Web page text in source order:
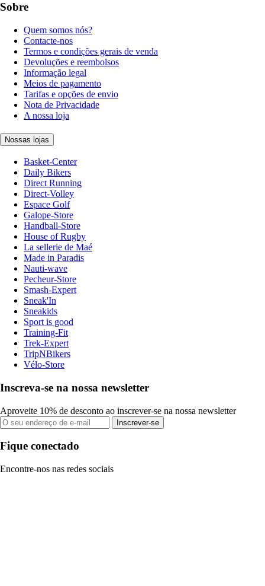
Sobre
Quem somos nós?
Contacte-nos
Termos e condições gerais de venda
Devoluções e reembolsos
Informação legal
Meios de pagamento
Tarifas e opções de envio
Nota de Privacidade
A nossa loja
Nossas lojas
Basket-Center
Daily Bikers
Direct Running
Direct-Volley
Espace Golf
Galope-Store
Handball-Store
House of Rugby
La sellerie de Maé
Made in Paradis
Nauti-wave
Pecheur-Store
Smash-Expert
Sneak'In
Sneakids
Sport is good
Training-Fit
Trek-Expert
TripNBikers
Vélo-Store
Inscreva-se na nossa newsletter
Aproveite 10% de desconto ao inscrever-se na nossa newsletter
Inscrever-se
Fique conectado
Encontre-nos nas redes sociais